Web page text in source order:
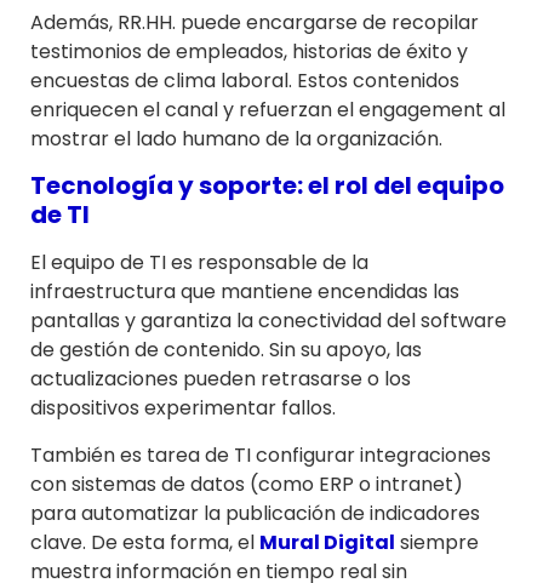
Además, RR.HH. puede encargarse de recopilar
testimonios de empleados, historias de éxito y
encuestas de clima laboral. Estos contenidos
enriquecen el canal y refuerzan el engagement al
mostrar el lado humano de la organización.
Tecnología y soporte: el rol del equipo
de TI
El equipo de TI es responsable de la
infraestructura que mantiene encendidas las
pantallas y garantiza la conectividad del software
de gestión de contenido. Sin su apoyo, las
actualizaciones pueden retrasarse o los
dispositivos experimentar fallos.
También es tarea de TI configurar integraciones
con sistemas de datos (como ERP o intranet)
para automatizar la publicación de indicadores
clave. De esta forma, el Mural Digital siempre
muestra información en tiempo real sin